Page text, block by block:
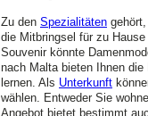
Zu den Spezialitäten
die Mitbringsel für zu
Souvenir könnte
nach Malta bieten Ihnen
lernen. Als Unterkunft
wählen. Entweder Sie
Angebot bietet bestimmt